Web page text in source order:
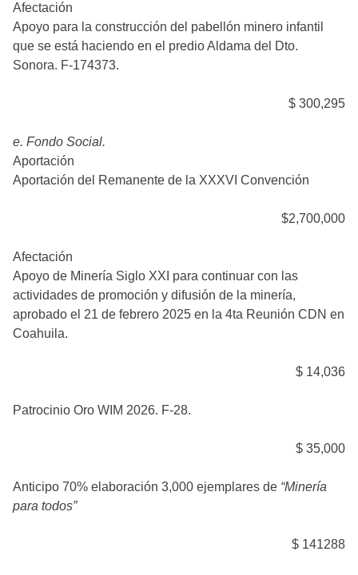
Afectación
Apoyo para la construcción del pabellón minero infantil
que se está haciendo en el predio Aldama del Dto.
Sonora. F-174373.
$ 300,295
e. Fondo Social.
Aportación
Aportación del Remanente de la XXXVI Convención
$2,700,000
Afectación
Apoyo de Minería Siglo XXI para continuar con las
actividades de promoción y difusión de la minería,
aprobado el 21 de febrero 2025 en la 4ta Reunión CDN en
Coahuila.
$ 14,036
Patrocinio Oro WIM 2026. F-28.
$ 35,000
Anticipo 70% elaboración 3,000 ejemplares de “Minería
para todos”
$ 141288